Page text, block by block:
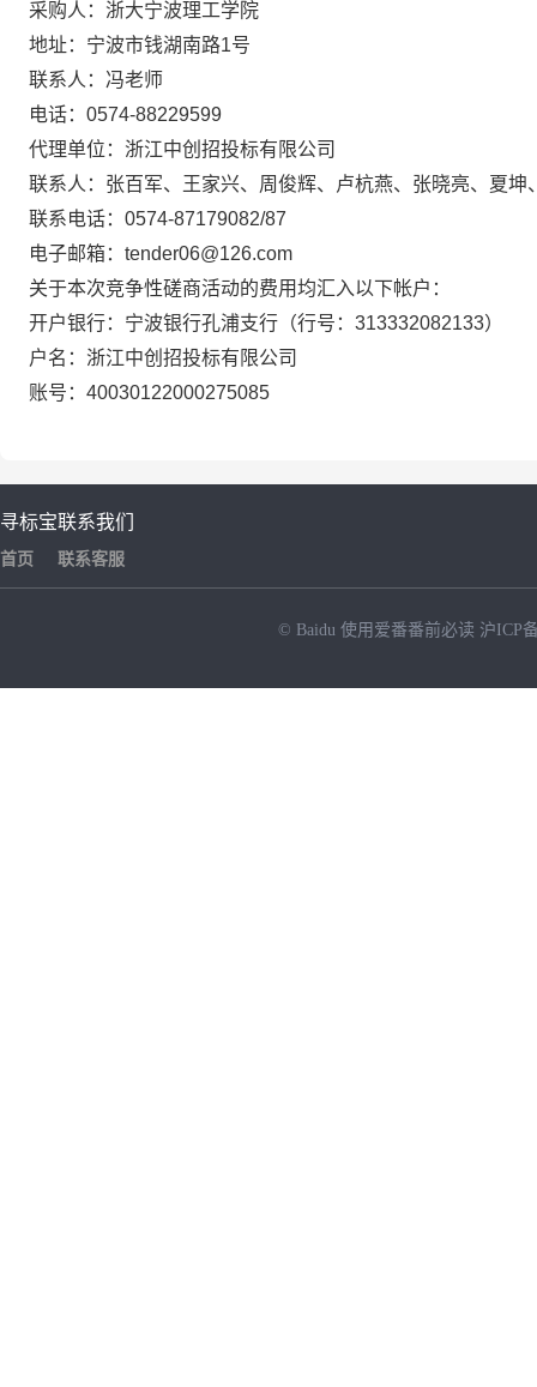
采购人：浙大宁波理工学院
地址：宁波市钱湖南路1号
联系人：冯老师
电话：0574-88229599
代理单位：浙江中创招投标有限公司
联系人：张百军、王家兴、周俊辉、卢杭燕、张晓亮、夏坤
联系电话：0574-87179082/87
电子邮箱：tender06@126.com
关于本次竞争性磋商活动的费用均汇入以下帐户：
开户银行：宁波银行孔浦支行（行号： 313332082133）
户名： 浙江中创招投标有限公司
账号：40030122000275085
寻标宝
首页
联系我们
联系客服
© Baidu 使用爱番番前必读 沪ICP